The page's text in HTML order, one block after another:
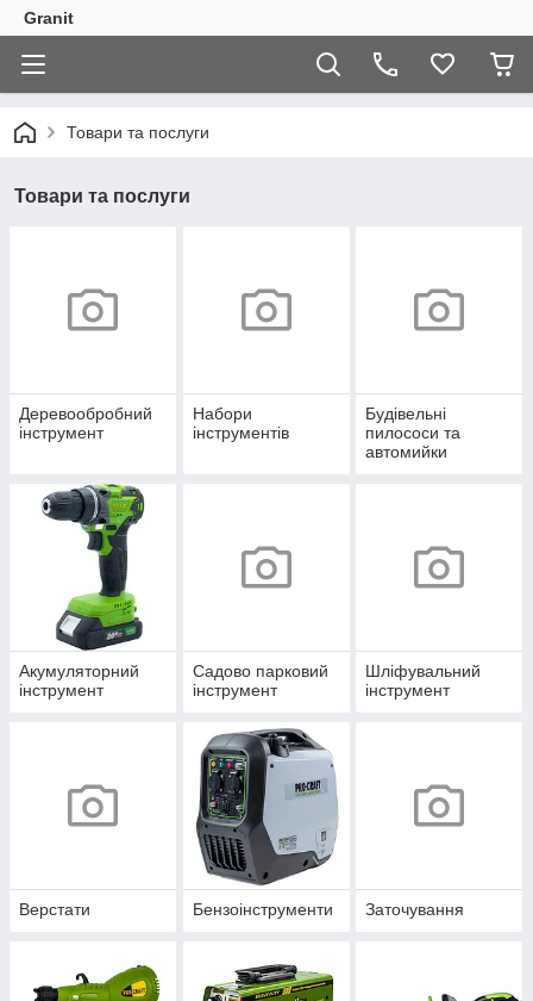
Granit
Товари та послуги
Товари та послуги
Деревообробний
інструмент
Набори
інструментів
Будівельні
пилососи та
автомийки
Акумуляторний
інструмент
Садово парковий
інструмент
Шліфувальний
інструмент
Верстати Бензоінструменти Заточування